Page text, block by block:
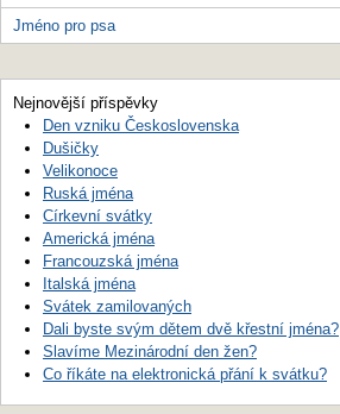
Jméno pro psa
Nejnovější příspěvky
Den vzniku Československa
Dušičky
Velikonoce
Ruská jména
Církevní svátky
Americká jména
Francouzská jména
Italská jména
Svátek zamilovaných
Dali byste svým dětem dvě křestní jména?
Slavíme Mezinárodní den žen?
Co říkáte na elektronická přání k svátku?